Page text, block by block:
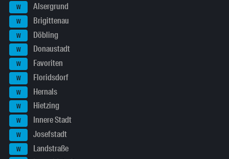
W Alsergrund
W Brigittenau
W Döbling
W Donaustadt
W Favoriten
W Floridsdorf
W Hernals
W Hietzing
W Innere Stadt
W Josefstadt
W Landstraße